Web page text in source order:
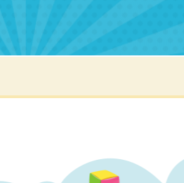
Contactenos